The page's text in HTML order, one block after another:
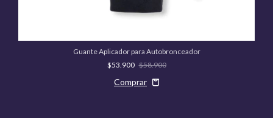
Guante Aplicador para Autobronceador
$53.900 $58.900